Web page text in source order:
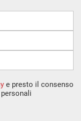
e presto il consenso